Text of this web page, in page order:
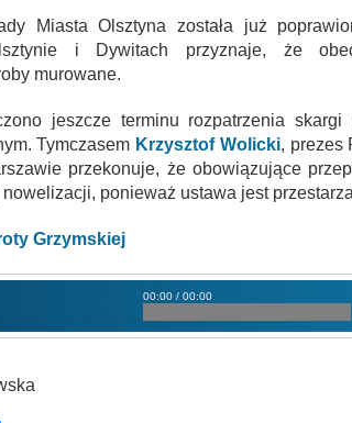
Miasta Olsztyna została już
i Dywitach przyznaje, że
murowane.
jeszcze terminu rozpatrzenia skargi
Tymczasem Krzysztof Wolicki, prezes
przekonuje, że obowiązujące
ponieważ ustawa jest
Grzymskiej
00:00 / 00:00